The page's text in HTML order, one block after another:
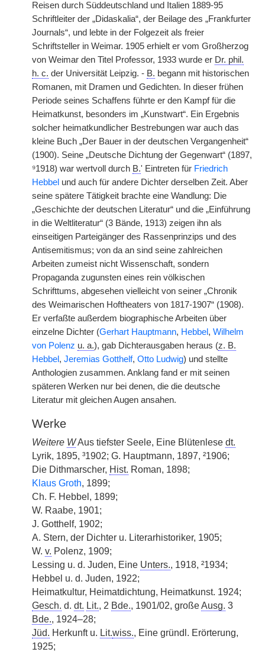
Reisen durch Süddeutschland und Italien 1889-95
Schriftleiter der „Didaskalia“, der Beilage des „Frankfurter
Journals“, und lebte in der Folgezeit als freier
Schriftsteller in Weimar. 1905 erhielt er vom Großherzog
von Weimar den Titel Professor, 1933 wurde er Dr. phil.
h. c. der Universität Leipzig. - B. begann mit historischen
Romanen, mit Dramen und Gedichten. In dieser frühen
Periode seines Schaffens führte er den Kampf für die
Heimatkunst, besonders im „Kunstwart“. Ein Ergebnis
solcher heimatkundlicher Bestrebungen war auch das
kleine Buch „Der Bauer in der deutschen Vergangenheit“
(1900). Seine „Deutsche Dichtung der Gegenwart“ (1897,
⁹1918) war wertvoll durch B.' Eintreten für Friedrich
Hebbel und auch für andere Dichter derselben Zeit. Aber
seine spätere Tätigkeit brachte eine Wandlung: Die
„Geschichte der deutschen Literatur“ und die „Einführung
in die Weltliteratur“ (3 Bände, 1913) zeigen ihn als
einseitigen Parteigänger des Rassenprinzips und des
Antisemitismus; von da an sind seine zahlreichen
Arbeiten zumeist nicht Wissenschaft, sondern
Propaganda zugunsten eines rein völkischen
Schrifttums, abgesehen vielleicht von seiner „Chronik
des Weimarischen Hoftheaters von 1817-1907“ (1908).
Er verfaßte außerdem biographische Arbeiten über
einzelne Dichter (Gerhart Hauptmann, Hebbel , Wilhelm
von Polenz u. a.), gab Dichterausgaben heraus (z. B.
Hebbel , Jeremias Gotthelf, Otto Ludwig) und stellte
Anthologien zusammen. Anklang fand er mit seinen
späteren Werken nur bei denen, die die deutsche
Literatur mit gleichen Augen ansahen.
Werke
Weitere WAus tiefster Seele, Eine Blütenlese dt.
Lyrik, 1895, ³1902; G. Hauptmann, 1897, ²1906;
Die Dithmarscher, Hist. Roman, 1898;
Klaus Groth, 1899;
Ch. F. Hebbel, 1899;
W. Raabe, 1901;
J. Gotthelf, 1902;
A. Stern, der Dichter u. Literarhistoriker, 1905;
W. v. Polenz, 1909;
Lessing u. d. Juden, Eine Unters., 1918, ²1934;
Hebbel u. d. Juden, 1922;
Heimatkultur, Heimatdichtung, Heimatkunst. 1924;
Gesch. d. dt. Lit., 2 Bde., 1901/02, großeAusg. 3
Bde., 1924–28;
Jüd. Herkunft u. Lit.wiss., Eine gründl. Erörterung,
1925;